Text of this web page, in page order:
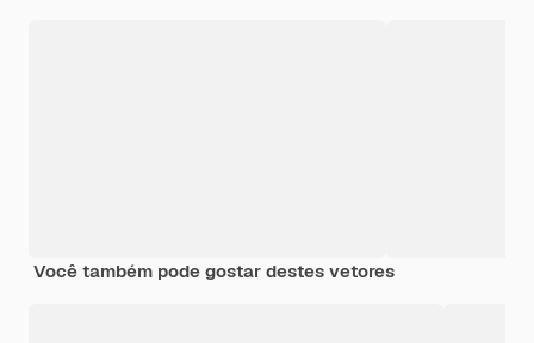
Você também pode gostar destes vetores